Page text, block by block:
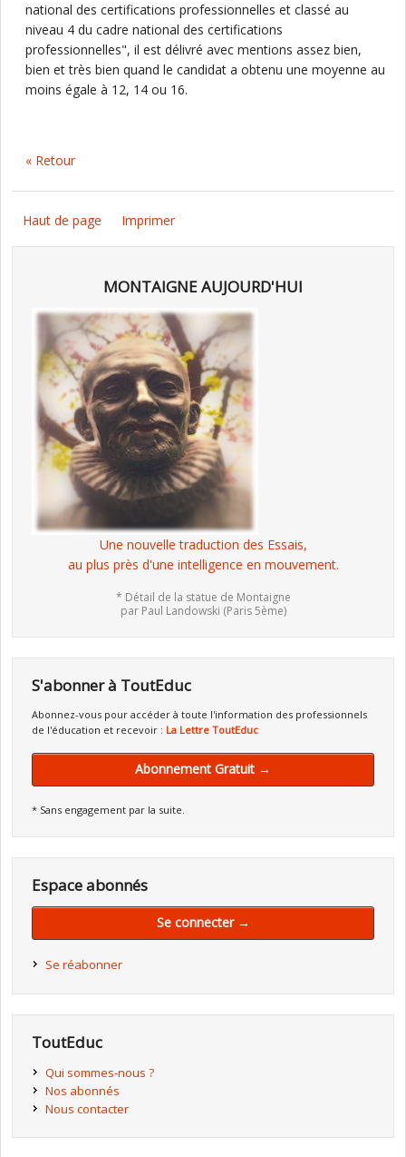
national des certifications professionnelles et classé au
niveau 4 du cadre national des certifications
professionnelles", il est délivré avec mentions assez bien,
bien et très bien quand le candidat a obtenu une moyenne au
moins égale à 12, 14 ou 16.
« Retour
Haut de page Imprimer
MONTAIGNE AUJOURD'HUI
Une nouvelle traduction des Essais,
au plus près d'une intelligence en mouvement.
* Détail de la statue de Montaigne
par Paul Landowski (Paris 5ème)
S'abonner à ToutEduc
Abonnez-vous pour accéder à toute l'information des professionnels
de l'éducation et recevoir : La Lettre ToutEduc
Abonnement Gratuit →
* Sans engagement par la suite.
Espace abonnés
Se connecter →
Se réabonner
ToutEduc
Qui sommes-nous ?
Nos abonnés
Nous contacter